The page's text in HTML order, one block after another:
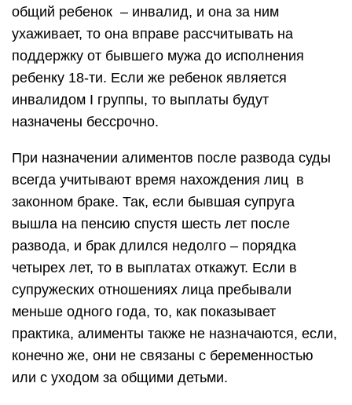
общий ребенок – инвалид, и она за ним
ухаживает, то она вправе рассчитывать на
поддержку от бывшего мужа до исполнения
ребенку 18-ти. Если же ребенок является
инвалидом I группы, то выплаты будут
назначены бессрочно.
При назначении алиментов после развода суды
всегда учитывают время нахождения лиц в
законном браке. Так, если бывшая супруга
вышла на пенсию спустя шесть лет после
развода, и брак длился недолго – порядка
четырех лет, то в выплатах откажут. Если в
супружеских отношениях лица пребывали
меньше одного года, то, как показывает
практика, алименты также не назначаются, если,
конечно же, они не связаны с беременностью
или с уходом за общими детьми.